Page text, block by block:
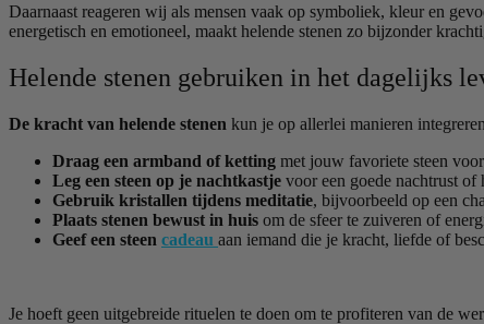
Daarnaast reageren wij als mensen vaak op symboliek, kleur en
energetisch en emotioneel, maakt helende stenen zo bijzonder
Helende stenen gebruiken in het dagelijks
De kracht van helende stenen kun je op allerlei manieren
Draag een armband of ketting met jouw favoriete steen
Leg een steen op je nachtkastje voor een goede nachtrust of
Gebruik kristallen tijdens meditatie, bijvoorbeeld op een
Plaats stenen bewust in huis om de sfeer te zuiveren of
Geef een steen cadeau aan iemand die je kracht, liefde of
Je hoeft geen uitgebreide rituelen te doen om te profiteren van de